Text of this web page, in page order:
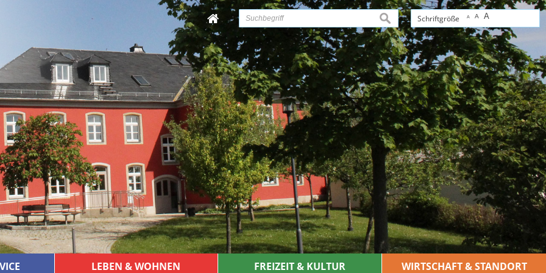
Schriftgröße A A A
suchen
LEBEN & WOHNEN FREIZEIT & KULTUR WIRTSCHAFT & STANDORT